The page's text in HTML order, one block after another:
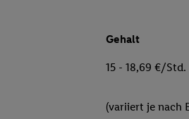
Gehalt
15 - 18,69 €/Std.
(variiert je nach